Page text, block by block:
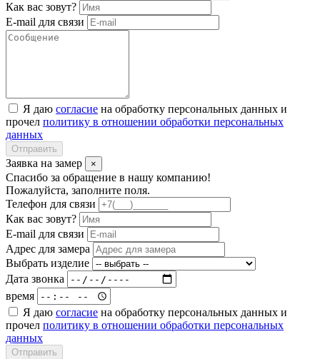
Как вас зовут?
E-mail для связи
Я даю согласие на обработку персональных данных и
прочел политику в отношении обработки персональных
данных
Отправить
Заявка на замер ×
Спасибо за обращение в нашу компанию!
Пожалуйста, заполните поля.
Телефон для связи
Как вас зовут?
E-mail для связи
Адрес для замера
Выбрать изделие
Дата звонка
время
Я даю согласие на обработку персональных данных и
прочел политику в отношении обработки персональных
данных
Отправить